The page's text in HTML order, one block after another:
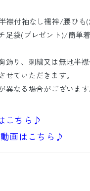
襟付袖なし襦袢/腰ひ
足袋(プレゼント)/簡単
飾り、刺繍又は無地半
せていただきます。
異なる場合がございま
こちら♪
画はこちら♪